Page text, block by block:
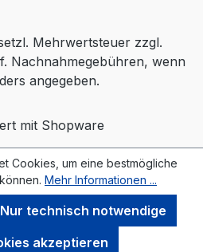
Mehrwertsteuer zzgl.
Nachnahmegebühren, wenn
angegeben.
mit Shopware
Cookies, um eine bestmögliche
Mehr Informationen ...
Nur technisch notwendige
akzeptieren